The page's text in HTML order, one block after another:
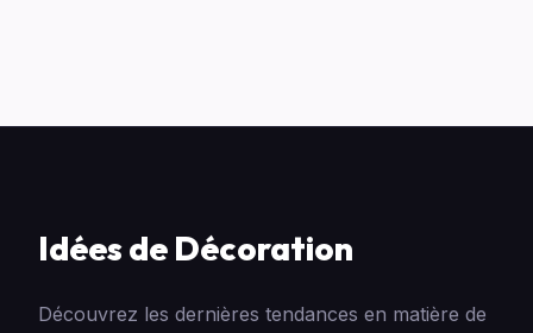
Idées de Décoration
Découvrez les dernières tendances en matière de